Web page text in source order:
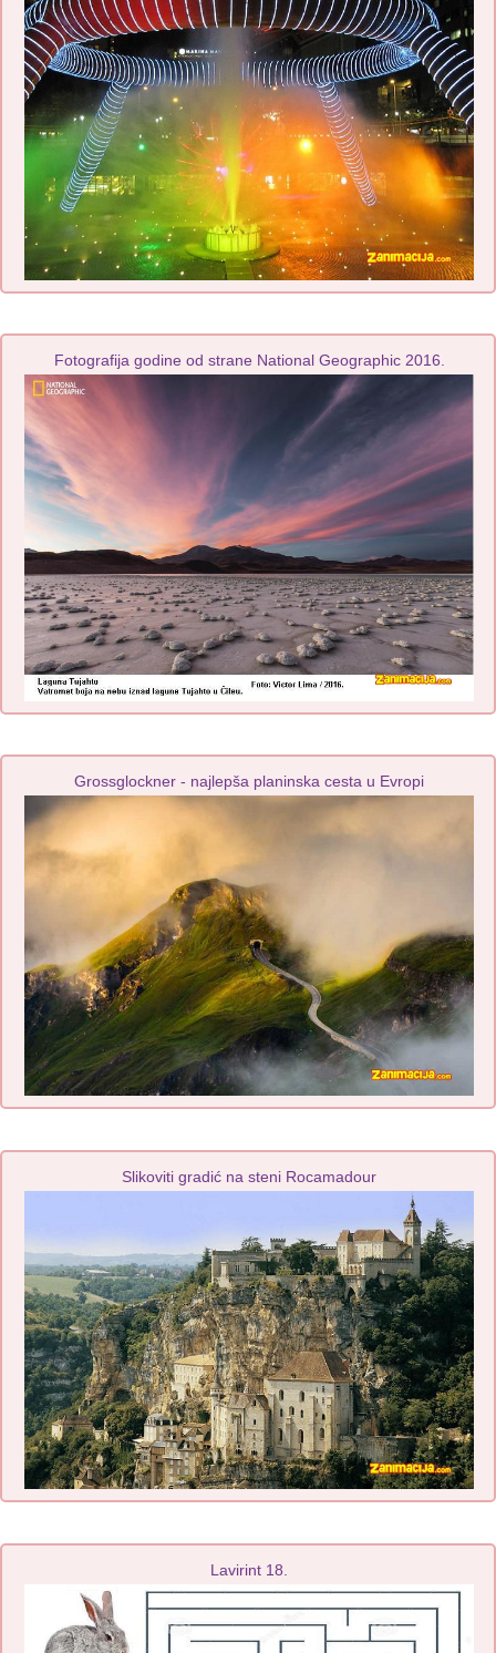
Fotografija godine od strane National Geographic 2016.
Grossglockner - najlepša planinska cesta u Evropi
Slikoviti gradić na steni Rocamadour
Lavirint 18.